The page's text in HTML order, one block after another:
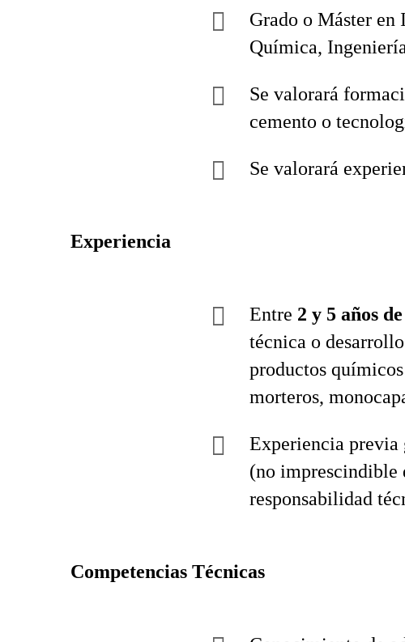
Grado o Máster
Química,
Se valorará
cemento o
Se valorará
Experiencia
Entre 2 y 5 años
técnica o
productos
morteros,
Experiencia previa
(no imprescindible
responsabilidad
Competencias Técnicas